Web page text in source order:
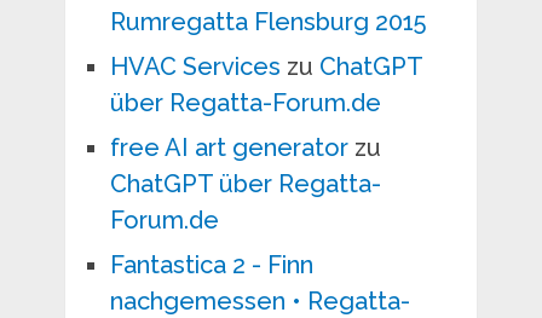
Rumregatta Flensburg 2015
HVAC Services zu ChatGPT
über Regatta-Forum.de
free AI art generatorzu
ChatGPT über Regatta-
Forum.de
Fantastica 2 - Finn
nachgemessen • Regatta-